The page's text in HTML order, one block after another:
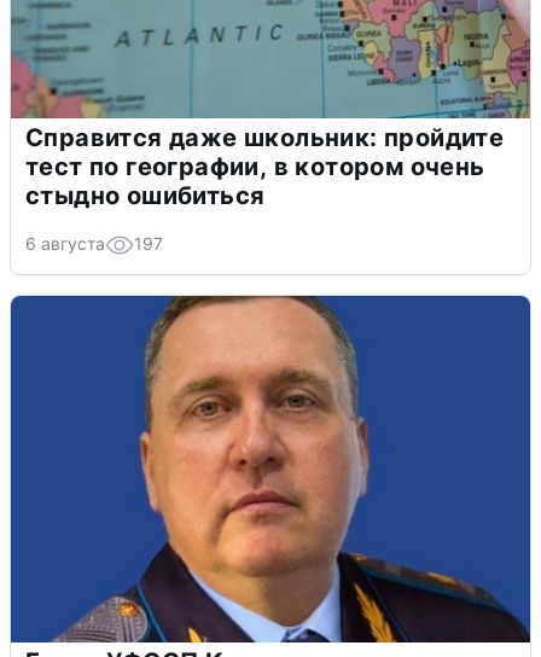
Справится даже школьник: пройдите
тест по географии, в котором очень
стыдно ошибиться
6 августа 197